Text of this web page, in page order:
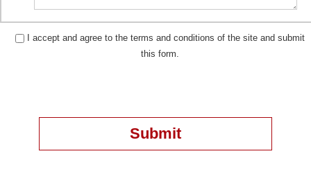
I accept and agree to the terms and conditions of the site and submit
this form.